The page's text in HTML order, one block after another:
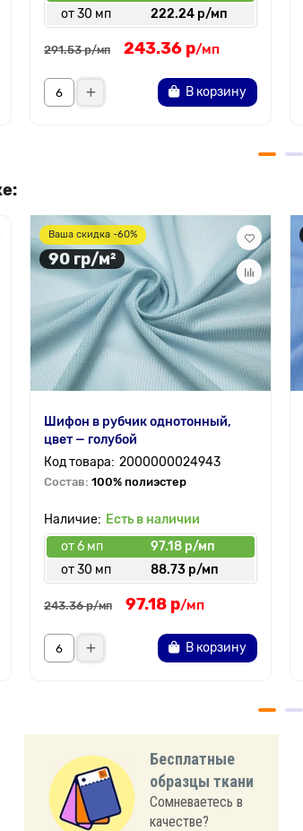
от 30 мп
222.24 р/мп
291.53 р/мп 243.36 р/мп
В корзину
Ваша скидка -60%
90 гр/м²
Шифон в рубчик однотонный,
цвет — голубой
2000000024943
Состав: 100% полиэстер
Есть в наличии
от 6 мп
97.18 р/мп
от 30 мп
88.73 р/мп
243.36 р/мп 97.18 р/мп
В корзину
Бесплатные
образцы ткани
Сомневаетесь в
качестве?